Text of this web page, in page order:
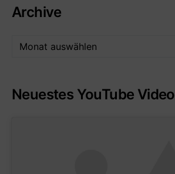
Archive
Neuestes YouTube Video